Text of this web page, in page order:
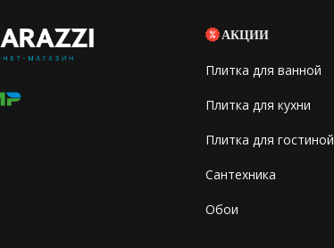
АКЦИИ
Плитка для ванной
Плитка для кухни
Плитка для гостиной
Сантехника
Обои